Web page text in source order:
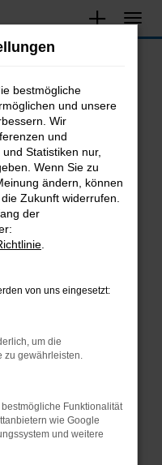
helfen können:
und deine
Beispiel deine
Seiten
Seite in einem
privaten
vorübergehende
bestmögliche
und unsere
Wir
und
Statistiken nur,
Wenn Sie zu
ändern, können
Zukunft widerrufen.
der
von uns eingesetzt:
um die
zu gewährleisten.
Funktionalität
wie Google
und weitere